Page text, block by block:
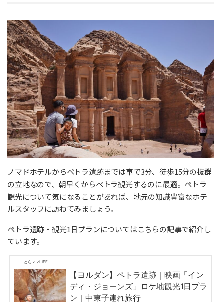
ノマドホテルからペトラ遺跡までは車で3分、徒歩15分の抜群
の立地なので、朝早くからペトラ観光するのに最適。ペトラ
観光について気になることがあれば、地元の知識豊富なホテ
ルスタッフに訪ねてみましょう。
ペトラ遺跡・観光1日プランについてはこちらの記事で紹介し
ています。
とらママLIFE
【ヨルダン】ペトラ遺跡｜映画「イン
ディ・ジョーンズ」ロケ地観光1日プラ
ン｜中東子連れ旅行